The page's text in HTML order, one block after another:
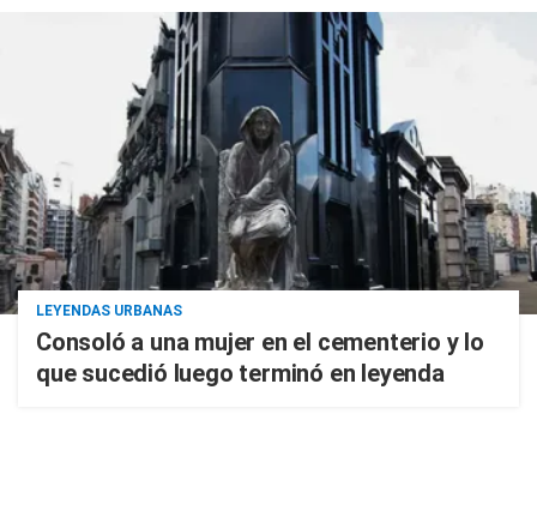
LEYENDAS URBANAS
Consoló a una mujer en el cementerio y lo
que sucedió luego terminó en leyenda